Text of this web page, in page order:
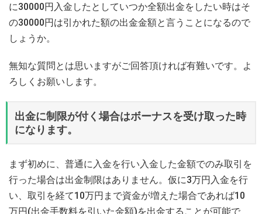
に30000円入金したとしていつか全額出金をしたい時はそ
の30000円は引かれた額の出金金額と言うことになるので
しょうか。
無知な質問とは思いますがご回答頂ければ有難いです。よ
ろしくお願いします。
出金に制限が付く場合はボーナスを受け取った時
になります。
まず初めに、普通に入金を行い入金した金額でのみ取引を
行った場合は出金制限はありません。仮に3万円入金を行
い、取引を経て10万円まで資金が増えた場合であれば10
万円(出金手数料を引いた金額)を出金することが可能で